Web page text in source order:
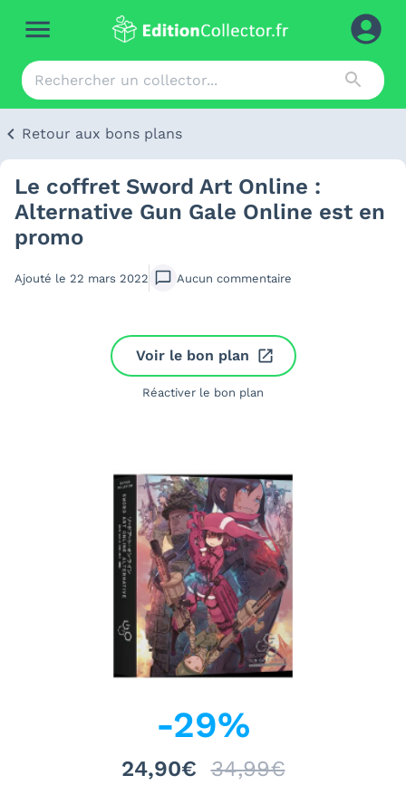
Retour aux bons plans
Le coffret Sword Art Online :
Alternative Gun Gale Online est en
promo
Ajouté le 22 mars 2022 Aucun commentaire
Voir le bon plan
Réactiver le bon plan
-29%
24,90€ 34,99€